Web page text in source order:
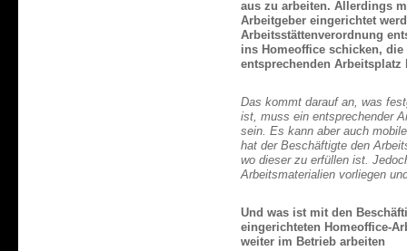
aus zu arbeiten. Allerdings
Arbeitgeber eingerichtet
Arbeitsstättenverordnung
ins Homeoffice schicken,
entsprechenden Arbeitsplatz
Das kommt darauf an, was
ist, muss ein entsprechender
sein. Es kann aber auch
hat der Beschäftigte den
wo dieser zu erfüllen ist.
Arbeitsmaterialien vorliegen
Und was ist mit den
eingerichteten Homeoffice-
weiter im Betrieb arbeiten